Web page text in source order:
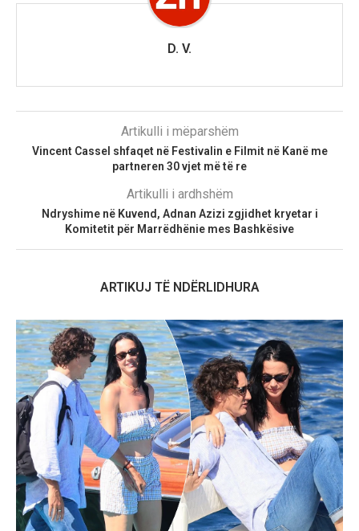
D. V.
Artikulli i mëparshëm
Vincent Cassel shfaqet në Festivalin e Filmit në Kanë me
partneren 30 vjet më të re
Artikulli i ardhshëm
Ndryshime në Kuvend, Adnan Azizi zgjidhet kryetar i
Komitetit për Marrëdhënie mes Bashkësive
ARTIKUJ TË NDËRLIDHURA